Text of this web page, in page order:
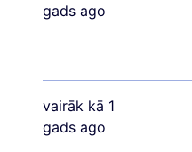
gads ago
vairāk kā 1
gads ago